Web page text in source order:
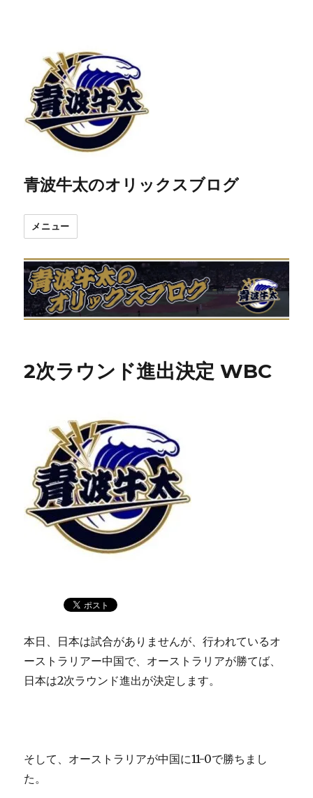
青波牛太のオリックスブログ
メニュー
2次ラウンド進出決定 WBC
本日、日本は試合がありませんが、行われているオ
ーストラリアー中国で、オーストラリアが勝てば、
日本は2次ラウンド進出が決定します。
そして、オーストラリアが中国に11-0で勝ちまし
た。